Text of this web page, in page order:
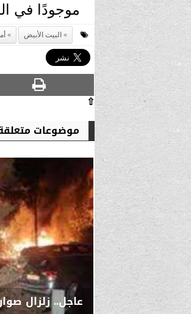
موجودًا في
البيت الأبيض
⇧
موضوعات
عاجل.. زلزال